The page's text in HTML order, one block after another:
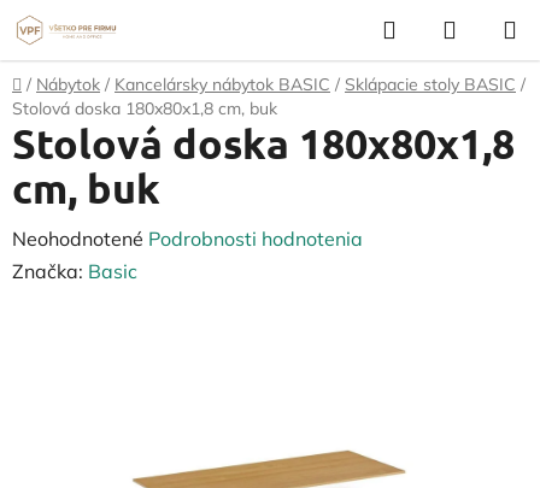
Prejsť
na
obsah
Hľadať
KOŠÍK
Domov
/ Nábytok / Kancelársky nábytok BASIC / Sklápacie stoly BASIC /
Stolová doska 180x80x1,8 cm, buk
Stolová doska 180x80x1,8
cm, buk
Priemerné
hodnotenie
Neohodnotené Podrobnosti hodnotenia
Značka: Basic